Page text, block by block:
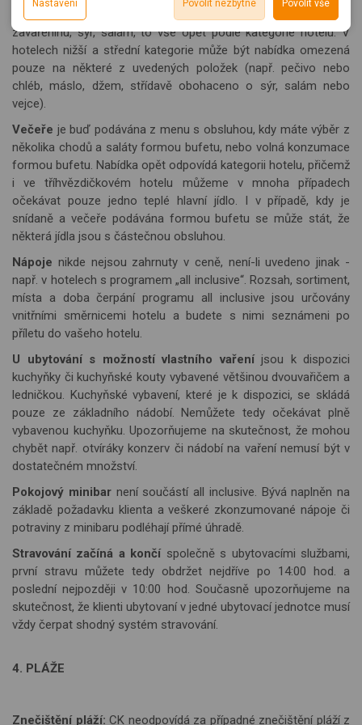
pečivo, kávu, čaj, džus, různé sladké koláče, ovoce, vajíčka,
zavařeninu, sýr, salám, to vše opět podle kategorie hotelu. V
hotelech nižší a střední kategorie může být nabídka omezená
pouze na některé z uvedených položek (např. pečivo nebo
chléb, máslo, džem, střídavě obohaceno o sýr, salám nebo
vejce).
Večeře je buď podávána z menu s obsluhou, kdy máte výběr z
několika chodů a saláty formou bufetu, nebo volná konzumace
formou bufetu. Nabídka opět odpovídá kategorii hotelu, přičemž
i ve tříhvězdičkovém hotelu můžeme v mnoha případech
očekávat pouze jedno teplé hlavní jídlo. I v případě, kdy je
snídaně a večeře podávána formou bufetu se může stát, že
některá jídla jsou s částečnou obsluhou.
Nápoje nikde nejsou zahrnuty v ceně, není-li uvedeno jinak -
např. v hotelech s programem „all inclusive“. Rozsah, sortiment,
místa a doba čerpání programu all inclusive jsou určovány
vnitřními směrnicemi hotelu a budete s nimi seznámeni po
příletu do vašeho hotelu.
U ubytování s možností vlastního vařeníjsou k dispozici
kuchyňky či kuchyňské kouty vybavené většinou dvouvařičem a
ledničkou. Kuchyňské vybavení, které je k dispozici, se skládá
pouze ze základního nádobí. Nemůžete tedy očekávat plně
vybavenou kuchyňku. Upozorňujeme na skutečnost, že mohou
chybět např. otvíráky konzerv či nádobí na vaření nemusí být v
dostatečném množství.
Pokojový minibarnení součástí all inclusive. Bývá naplněn na
základě požadavku klienta a veškeré zkonzumované nápoje či
potraviny z minibaru podléhají přímé úhradě.
Stravování začíná a končíspolečně s ubytovacími službami,
první stravu můžete tedy obdržet nejdříve po 14:00 hod. a
poslední nejpozději v 10:00 hod. Současně upozorňujeme na
skutečnost, že klienti ubytovaní v jedné ubytovací jednotce musí
vždy čerpat shodný systém stravování.
4. PLÁŽE
Znečištění pláží: CK neodpovídá za případné znečištění pláží z
Nastavení Povolit vše
Povolit nezbytné
možnost analýzy výkonu a optimalizace našeho webu.
potřebám, méně užitečné nabídce či doporučení.
Reklamní cookies používáme my nebo třetí strana k
zobrazování relevantní reklamy nebo obsahu jak na našem
webu, tak na webech třetích stran. Díky tomu máme možnost
vytvářet profily založené na Vašich zájmech. Na základě
těchto informací není zpravidla možná bezprostřední
identifikace uživatele. Bez vyjádření souhlasu, nedojde k
zobrazování obsahu a reklam přizpůsobených Vašim
zájmům.